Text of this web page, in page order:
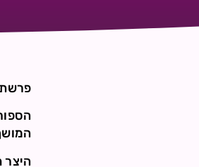
פרשת
היצר